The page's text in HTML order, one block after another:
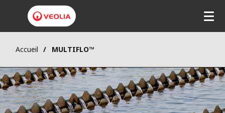
contenu
principal
Accueil MULTIFLO™